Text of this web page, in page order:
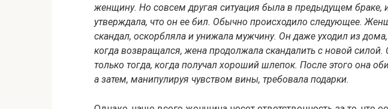
женщину. Но совсем другая ситуация была в предыдущем браке,
утверждала, что он ее бил. Обычно происходило следующее.
скандал, оскорбляла и унижала мужчину. Он даже уходил из
когда возвращался, жена продолжала скандалить с новой силой.
только тогда, когда получал хороший шлепок. После этого она
а затем, манипулируя чувством вины, требовала подарки.